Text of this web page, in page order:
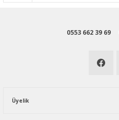
0553 662 39 69
Üyelik